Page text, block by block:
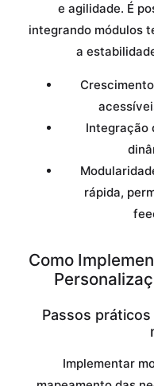
e agilidade. É
integrando módulos
a
Integração
rápida,
Como
Passos
Implementar